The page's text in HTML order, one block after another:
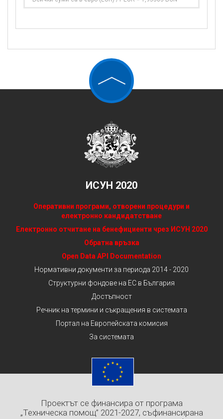
ИСУН 2020
Оперативни програми, отворени процедури и
електронно кандидатстване
Електронно отчитане на бенефициенти чрез ИСУН 2020
Обратна връзка
Open Data API Documentation
Нормативни документи за периода 2014 - 2020
Структурни фондове на ЕС в България
Достъпност
Речник на термини и съкращения в системата
Портал на Европейската комисия
За системата
Проектът се финансира от програма
„Техническа помощ” 2021-2027, съфинансирана